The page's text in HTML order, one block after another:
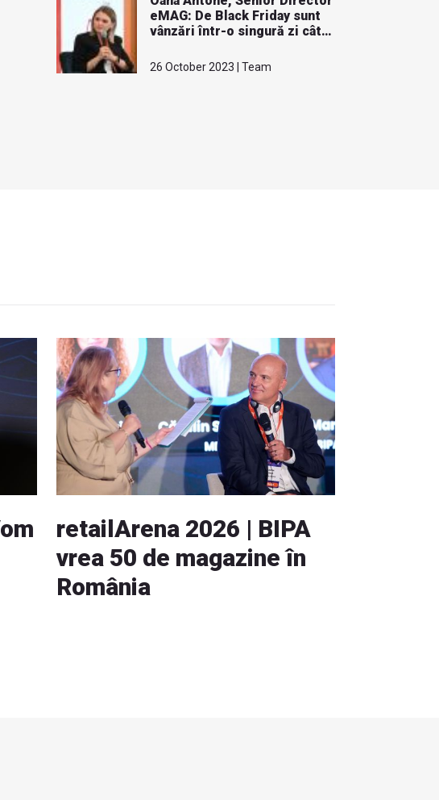
eMAG: ​​​​​​De Black Friday sunt
vânzări într-o singură zi cât
26 October 2023 | Team
retailArena 2026 | BIPA
vrea 50 de magazine în
România